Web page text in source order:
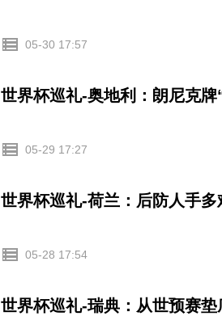
05-30 17:57
世界杯巡礼-奥地利：朗尼克
05-29 17:27
世界杯巡礼-荷兰：后防人手
05-28 17:54
世界杯巡礼-瑞典：从世预赛